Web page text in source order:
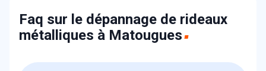
Faq sur le dépannage de rideaux
métalliques à Matougues